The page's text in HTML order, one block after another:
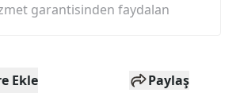
garantisinden faydalan
Ekle Paylaş